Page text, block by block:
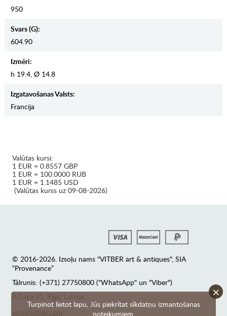
950
Svars (g):
604.90
Izmēri:
h 19.4, Ø 14.8
Izgatavošanas Valsts:
Francija
Turpinot lietot lapu, Jūs piekrītat sīkdatņu izmantošanas
noteikumiem.
×
Valūtas kursi:
1 EUR = 0.8557 GBP
1 EUR = 100.0000 RUB
1 EUR = 1.1485 USD
(Valūtas kurss uz 09-08-2026)
© 2016-2026. Izsoļu nams "VITBER art & antiques", SIA
“Provenance”
Tālrunis: (+371) 27750800 ("WhatsApp" un "Viber")